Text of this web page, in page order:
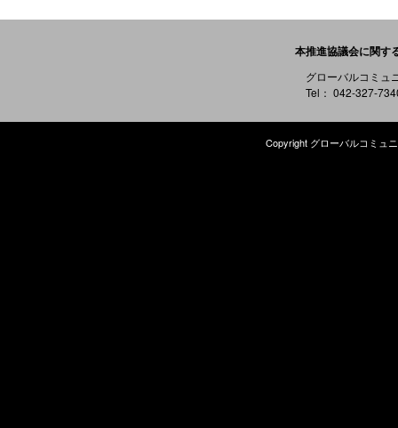
本推進協議会に関す
グローバルコミ
Tel： 042-327-
Copyright グローバルコミュ